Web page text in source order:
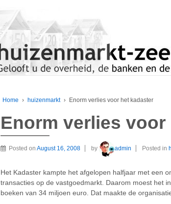
Home › huizenmarkt › Enorm verlies voor het kadaster
Enorm verlies
Posted on August 16, 2008 by admin Posted in
Het Kadaster kampte het afgelopen halfjaar met een
transacties op de vastgoedmarkt. Daarom moest het
boeken van 34 miljoen euro. Dat maakte de